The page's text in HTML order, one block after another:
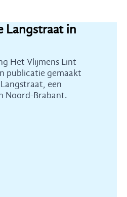
Langstraat in
Het Vlijmens Lint
publicatie gemaakt
een
Noord-Brabant.